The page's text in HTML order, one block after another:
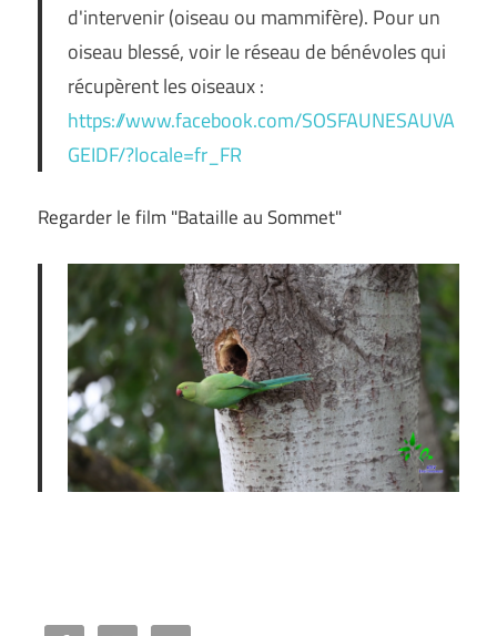
d'intervenir (oiseau ou mammifère). Pour un
oiseau blessé, voir le réseau de bénévoles qui
récupèrent les oiseaux :
https://www.facebook.com/SOSFAUNESAUVA
GEIDF/?locale=fr_FR
Regarder le film "Bataille au Sommet"